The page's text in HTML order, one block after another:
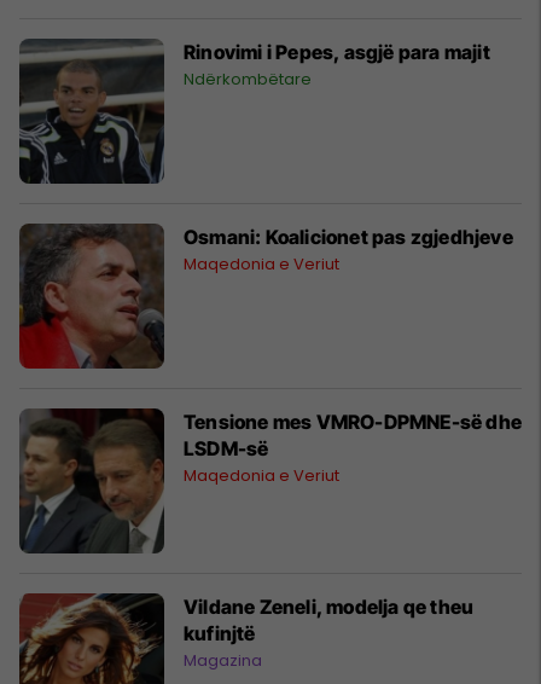
Rinovimi i Pepes, asgjë para majit
Ndërkombëtare
Osmani: Koalicionet pas zgjedhjeve
Maqedonia e Veriut
Tensione mes VMRO-DPMNE-së dhe
LSDM-së
Maqedonia e Veriut
Vildane Zeneli, modelja qe theu
kufinjtë
Magazina